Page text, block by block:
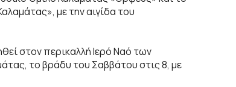
με την αιγίδα του
στον περικαλλή Ιερό Ναό των
το βράδυ του Σαββάτου στις 8, με